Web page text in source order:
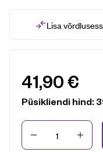
Lisa
41,90€
Püsikliendi hind:
Kogus